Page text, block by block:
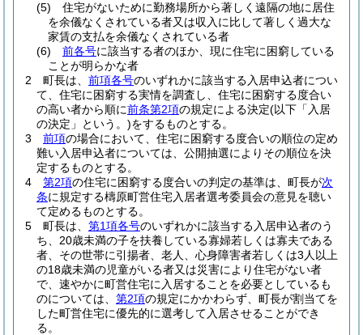
(5)
住宅がないために勤務場所から著しく遠隔の地に居住
を余儀なくされている者又は収入に比して著しく過大な
家賃の支払を余儀なくされている者
(6)
前各号に該当する者のほか、現に住宅に困窮している
ことが明らかな者
2
町長は、 前項各号のいずれかに該当する入居申込者につい
て、住宅に困窮する実情を調査し、住宅に困窮する度合い
の高い者から順に前条第2項の規定による決定(以下「入居
の決定」という。)をするものとする。
3
前項の場合において、住宅に困窮する度合いの順位の定め
難い入居申込者については、公開抽選によりその順位を決
定するものとする。
4
第2項の住宅に困窮する度合いの判定の基準は、町長が次
条に規定する檮原町営住宅入居者選考委員会の意見を聴い
て定めるものとする。
5
町長は、 第1項各号のいずれかに該当する入居申込者のう
ち、20歳未満の子を扶養している寡婦若しくは寡夫である
者、その世帯に引揚者、老人、心身障害者若しくは3人以上
の18歳未満の児童がいる者又は災害により住宅がない者
で、速やかに町営住宅に入居することを必要としているも
のについては、 第2項の規定にかかわらず、町長が割当てを
した町営住宅に優先的に選考して入居させることができ
る。